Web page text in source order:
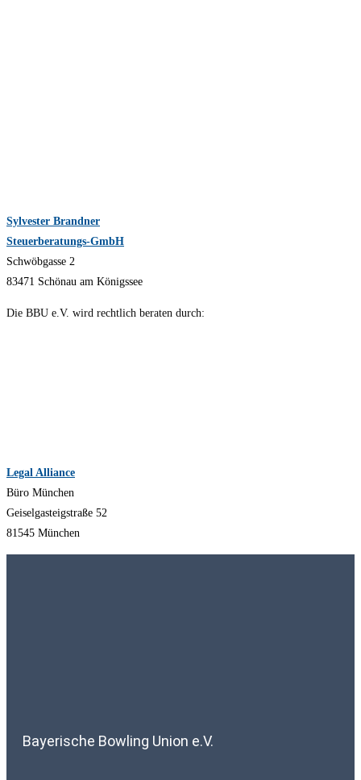
Sylvester Brandner
Steuerberatungs-GmbH
Schwöbgasse 2
83471 Schönau am Königssee
Die BBU e.V. wird rechtlich beraten durch:
Legal Alliance
Büro München
Geiselgasteigstraße 52
81545 München
Bayerische Bowling Union e.V.